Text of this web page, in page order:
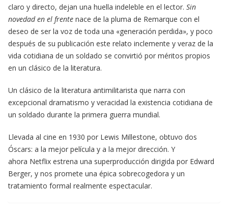
claro y directo, dejan una huella indeleble en el lector. Sin
novedad en el frente nace de la pluma de Remarque con el
deseo de ser la voz de toda una «generación perdida», y poco
después de su publicación este relato inclemente y veraz de la
vida cotidiana de un soldado se convirtió por méritos propios
en un clásico de la literatura.
Un clásico de la literatura antimilitarista que narra con
excepcional dramatismo y veracidad la existencia cotidiana de
un soldado durante la primera guerra mundial.
Llevada al cine en 1930 por Lewis Millestone, obtuvo dos
Óscars: a la mejor película y a la mejor dirección. Y
ahora Netflix estrena una superproducción dirigida por Edward
Berger, y nos promete una épica sobrecogedora y un
tratamiento formal realmente espectacular.